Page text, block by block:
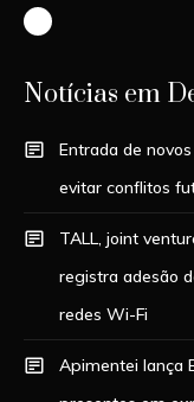
Instagram
Notícias em
Entrada de
evitar conflitos
TALL, joint
registra adesão
redes Wi-Fi
Apimentei lança